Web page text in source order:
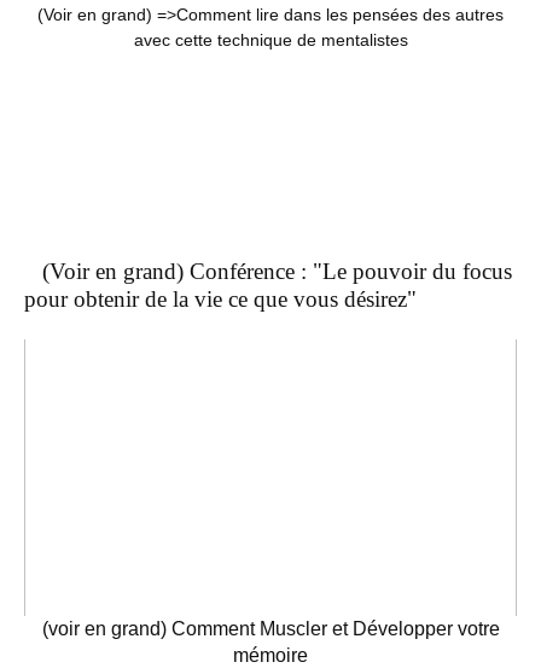
(Voir en grand) =>Comment lire dans les pensées des autres
avec cette technique de mentalistes
(Voir en grand) Conférence : "Le pouvoir du focus
pour obtenir de la vie ce que vous désirez"
(voir en grand) Comment Muscler et Développer votre
mémoire